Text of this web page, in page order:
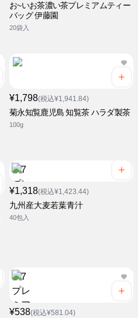
お~いお茶濃い茶プレミアムティー
バッグ 伊藤園
20袋入
¥1,798(税込¥1,941.84)
菊永知覧鹿児島 知覧茶 ハラダ製茶
100g
¥1,318(税込¥1,423.44)
九州産大麦若葉青汁
40包入
¥538(税込¥581.04)